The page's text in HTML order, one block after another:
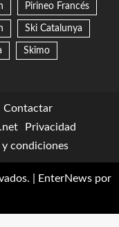
Pirineo Francés
Ski Catalunya
Skimo
Contactar
Privacidad
y condiciones
EnterNews por